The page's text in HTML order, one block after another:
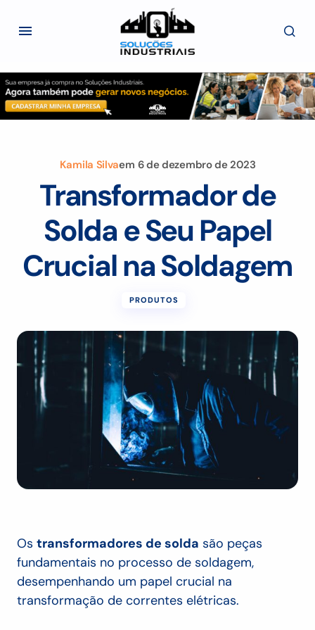
Kamila Silvaem 6 de dezembro de 2023
Transformador de
Solda e Seu Papel
Crucial na Soldagem
PRODUTOS
Os transformadores de solda são peças
fundamentais no processo de soldagem,
desempenhando um papel crucial na
transformação de correntes elétricas.